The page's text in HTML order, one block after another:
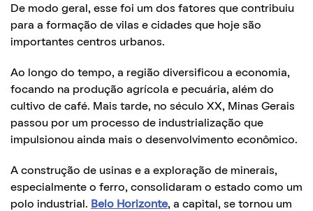
De modo geral, esse foi um dos fatores que contribuiu
para a formação de vilas e cidades que hoje são
importantes centros urbanos.
Ao longo do tempo, a região diversificou a economia,
focando na produção agrícola e pecuária, além do
cultivo de café. Mais tarde, no século XX, Minas Gerais
passou por um processo de industrialização que
impulsionou ainda mais o desenvolvimento econômico.
A construção de usinas e a exploração de minerais,
especialmente o ferro, consolidaram o estado como um
polo industrial. Belo Horizonte, a capital, se tornou um